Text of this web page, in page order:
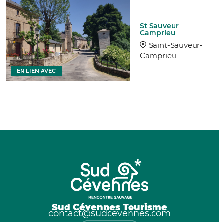
St Sauveur
Camprieu
Saint-Sauveur-
Camprieu
EN LIEN AVEC
Sud Cévennes Tourisme
contact@sudcevennes.com